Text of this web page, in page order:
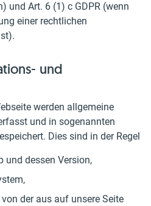
und Art. 6 (1) c GDPR (wenn
einer rechtlichen
und
werden allgemeine
und in sogenannten
Dies sind in der Regel
und dessen Version,
von der aus auf unsere Seite